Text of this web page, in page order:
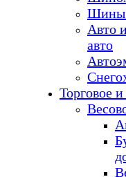
Шины
Авто
авто
Торговое